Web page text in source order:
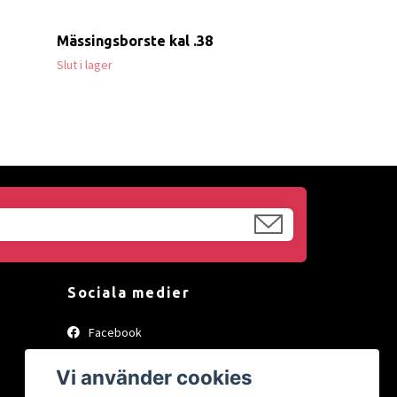
Mässingsborste kal .38
Slut i lager
Sociala medier
Facebook
Vi använder cookies